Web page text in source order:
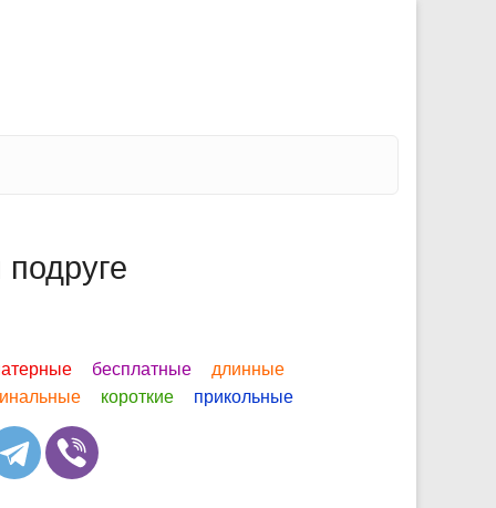
бесплатные
длинные
короткие прикольные